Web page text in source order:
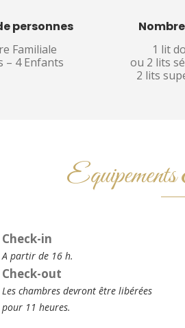
personnes
Familiale
– 4 Enfants
1 lit
ou 2 lits
2 lits
Check-in
A partir de 16 h.
Check-out
Les chambres devront être libérées
pour 11 heures.